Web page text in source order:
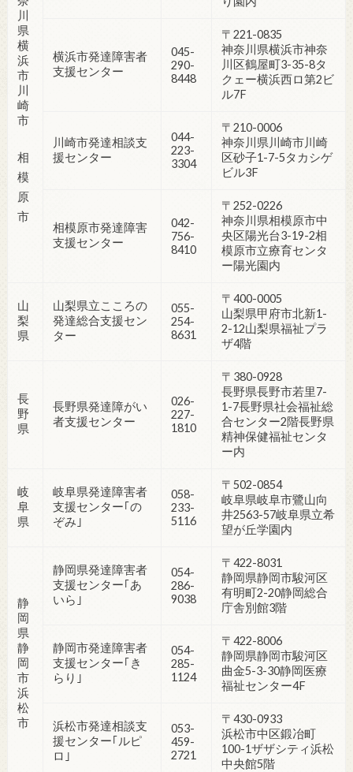
川
県
横
浜
市
川
崎
市
相
模
原
市
横浜市発達障害者
支援センター
045-
290-
8448
〒221-0835
神奈川県横浜市神奈
川区鶴屋町3-35-8タ
クェー横浜西ロ第2ビ
ル7F
川崎市発達相談支
援センター
044-
223-
3304
〒210-0006
神奈川県川崎市川崎
区砂子1-7-5タカシゲ
ビル3F
相模原市発達障害
支援センター
042-
756-
8410
〒252-0226
神奈川県相模原市中
央区陽光台3-19-2相
模原市立療育センタ
ー陽光園内
山
梨
県
山梨県立こころの
発達総合支援セン
ター
055-
254-
8631
〒400-0005
山梨県甲府市北新1-
2-12山梨県福祉プラ
ザ4階
長
野
県
長野県発達障がい
者支援センター
026-
227-
1810
〒380-0928
長野県長野市若里7-
1-7長野県社会福祉総
合センター2階長野県
精神保健福祉センタ
ー内
岐
阜
県
岐阜県発達障害者
支援センター｢の
ぞみ｣
058-
233-
5116
〒502-0854
岐阜県岐阜市鷺山向
井2563-57岐阜県立希
望が丘学園内
静
岡
県
静
岡
市
浜
松
市
静岡県発達障害者
支援センター｢あ
いら｣
054-
286-
9038
〒422-8031
静岡県静岡市駿河区
有明町2-20静岡総合
庁舎別館3階
静岡市発達障害者
支援センター｢き
らり｣
054-
285-
1124
〒422-8006
静岡県静岡市駿河区
曲金5-3-30静岡医療
福祉センター4F
浜松市発達相談支
援センター｢ルピ
ロ｣
053-
459-
2721
〒430-0933
浜松市中区鍛冶町
100-1ザザシティ浜松
中央館5階